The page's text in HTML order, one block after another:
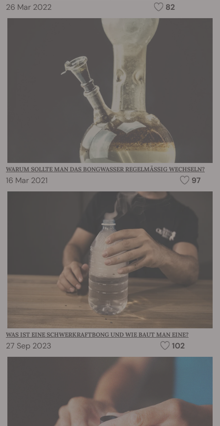
26 Mar 2022 82
WARUM SOLLTE MAN DAS BONGWASSER REGELMÄSSIG WECHSELN?
16 Mar 2021 97
WAS IST EINE SCHWERKRAFTBONG UND WIE BAUT MAN EINE?
27 Sep 2023 102